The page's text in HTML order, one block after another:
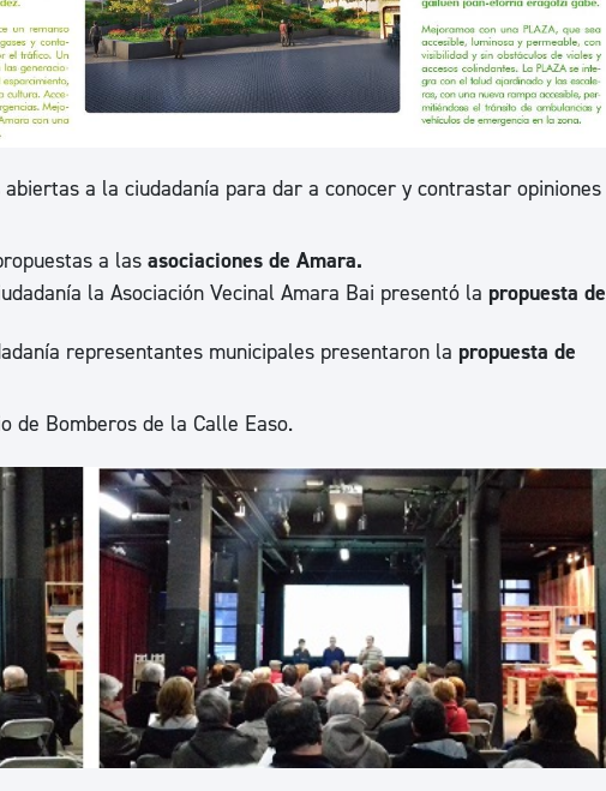
a la ciudadanía para dar a conocer y contrastar opiniones
a las asociaciones de Amara.
la Asociación Vecinal Amara Bai presentó la propuesta de
representantes municipales presentaron la propuesta de
de Bomberos de la Calle Easo.